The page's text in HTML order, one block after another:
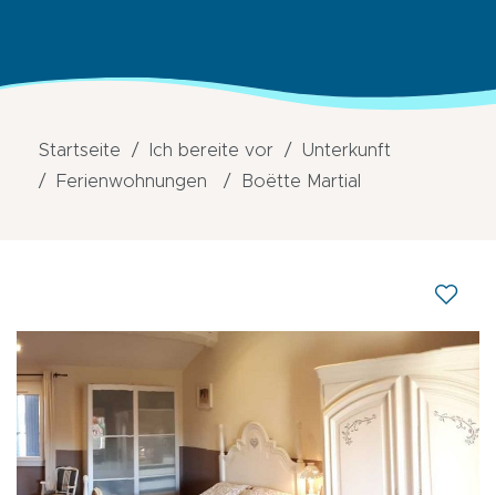
Startseite Ich bereite vor
Unterkunft
Ferienwohnungen
Boëtte Martial